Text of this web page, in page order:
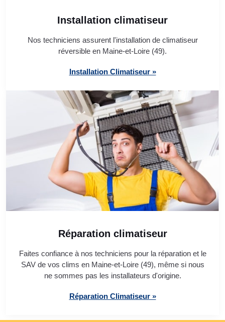
Installation climatiseur
Nos techniciens assurent l'installation de climatiseur
réversible en Maine-et-Loire (49).
Installation Climatiseur »
Réparation climatiseur
Faites confiance à nos techniciens pour la réparation et le
SAV de vos clims en Maine-et-Loire (49), même si nous
ne sommes pas les installateurs d'origine.
Réparation Climatiseur »